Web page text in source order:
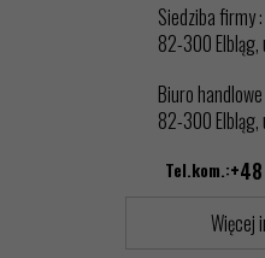
Siedziba firmy :
82-300 Elbląg,
Biuro
82-300 Elbląg,
Tel.kom.:
Więcej